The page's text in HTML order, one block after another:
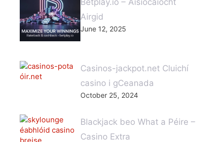
Betplay.io – Aisíocaíocht
Airgid
June 12, 2025
Casinos-jackpot.net Cluichí
casino i gCeanada
October 25, 2024
Blackjack beo What a Péire –
Casino Extra